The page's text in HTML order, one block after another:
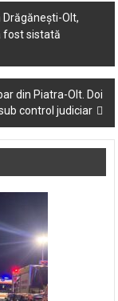
Drăgănești-Olt,
fost sistată
din Piatra-Olt. Doi
control judiciar